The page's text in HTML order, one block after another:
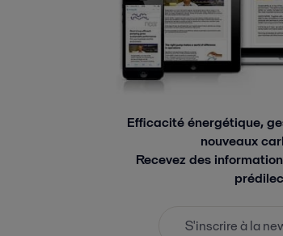
Efficacité énergétique,
nouveaux
Recevez des
S'inscrire à la